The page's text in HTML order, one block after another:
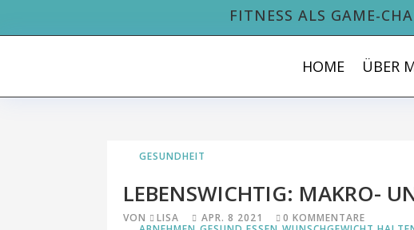
FITNESS ALS GAME-
HOME ÜBER
GESUNDHEIT
LEBENSWICHTIG: MAKRO-
VON LISA APR. 8 2021
0 KOMMENTARE